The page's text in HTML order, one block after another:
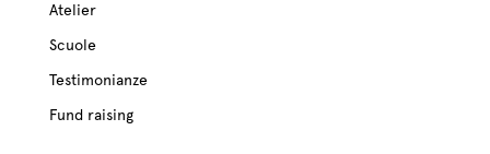
Atelier
Scuole
Testimonianze
Fund raising